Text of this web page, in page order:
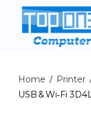
Home / Printer
USB & Wi‑Fi